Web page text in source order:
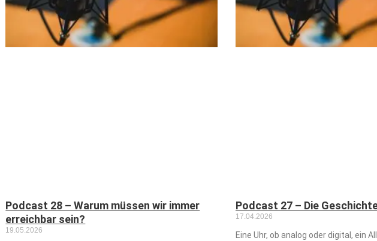
Podcast 28 – Warum müssen wir immer
erreichbar sein?
19.05.2026
Podcast 27 – Die
17.04.2026
Eine Uhr, ob analog oder digital, ein